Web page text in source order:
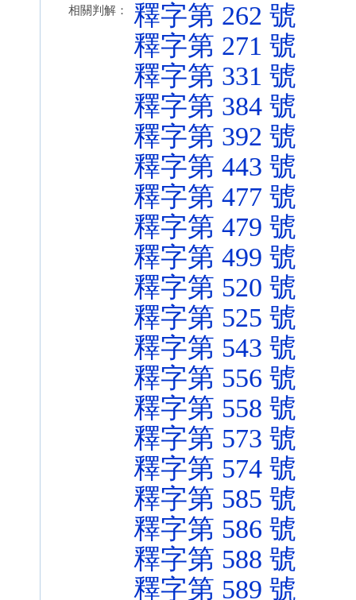
相關判解：
釋字第 262 號
釋字第 271 號
釋字第 331 號
釋字第 384 號
釋字第 392 號
釋字第 443 號
釋字第 477 號
釋字第 479 號
釋字第 499 號
釋字第 520 號
釋字第 525 號
釋字第 543 號
釋字第 556 號
釋字第 558 號
釋字第 573 號
釋字第 574 號
釋字第 585 號
釋字第 586 號
釋字第 588 號
釋字第 589 號